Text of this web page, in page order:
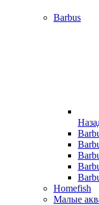
Barbus
Homefish
Малые